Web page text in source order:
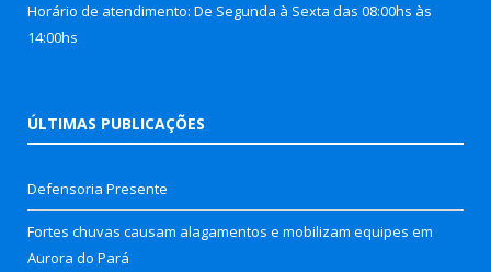
Horário de atendimento: De Segunda à Sexta das 08:00hs às
14:00hs
ÚLTIMAS PUBLICAÇÕES
Defensoria Presente
Fortes chuvas causam alagamentos e mobilizam equipes em
Aurora do Pará